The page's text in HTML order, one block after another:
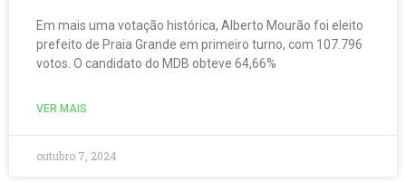
Em mais uma votação histórica, Alberto Mourão foi eleito
prefeito de Praia Grande em primeiro turno, com 107.796
votos. O candidato do MDB obteve 64,66%
VER MAIS
outubro 7, 2024